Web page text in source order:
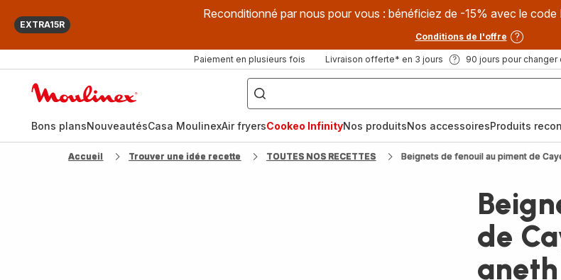
EXTRA15R
Reconditionné par nous pour vous : bénéficiez de -15% avec le code
Conditions de l'offre
Paiement en plusieurs fois Livraison offerte* en 3 jours 90 jours pour changer
["Que
recherchez-
vous
?",
fryer",
"Companion"]
Bons plansNouveautésCasa MoulinexAir fryersCookeo InfinityNos produitsNos accessoiresProduits
Accueil Trouver une idée recette TOUTES NOS RECETTES Beignets de fenouil au piment de
de
aneth